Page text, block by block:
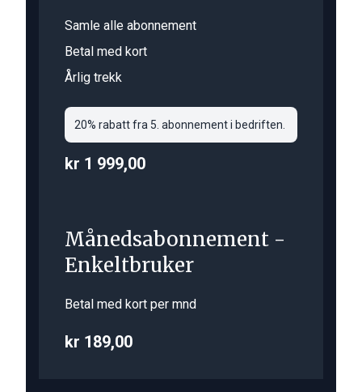
Samle alle abonnement
Betal med kort
Årlig trekk
20% rabatt fra 5. abonnement i bedriften.
kr 1 999,00
Månedsabonnement -
Enkeltbruker
Betal med kort per mnd
kr 189,00